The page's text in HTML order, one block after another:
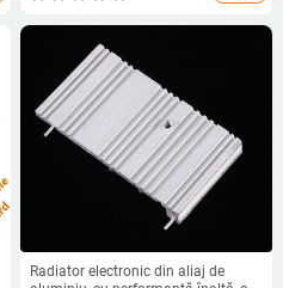
Radiator electronic din aliaj de